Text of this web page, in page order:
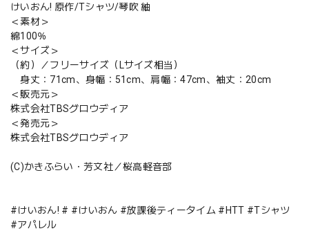
けいおん! 原作/Tシャツ/琴吹 紬
＜素材＞
綿100％
＜サイズ＞
（約）／フリーサイズ（Lサイズ相当）
身丈：71cm、身幅：51cm、肩幅：47cm、袖丈：20cm
＜販売元＞
株式会社TBSグロウディア
＜発売元＞
株式会社TBSグロウディア
(C)かきふらい・芳文社／桜高軽音部
#けいおん! # #けいおん #放課後ティータイム #HTT #Tシャツ
#アパレル